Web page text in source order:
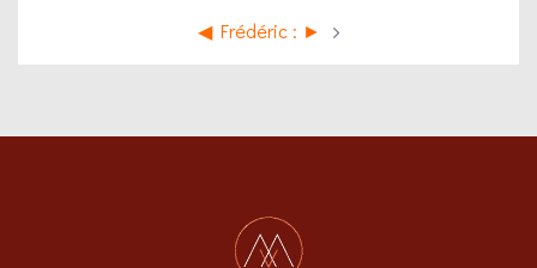
◀︎ Frédéric : ►